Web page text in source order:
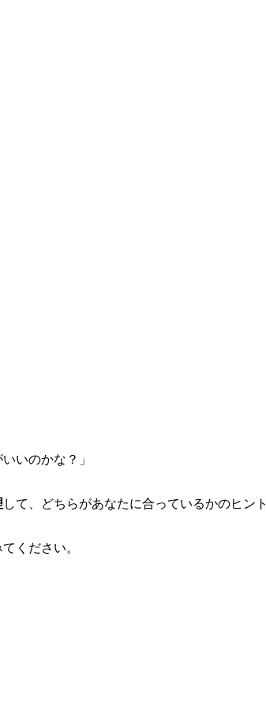
いのかな？」
して、どちらがあなたに合っているかのヒント
ください。